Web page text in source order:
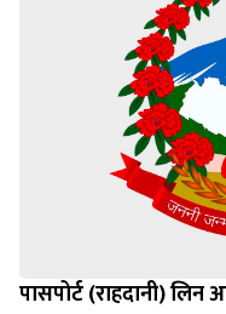
पासपोर्ट (राहदानी)